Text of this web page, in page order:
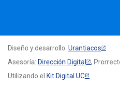
Diseño y desarrollo: Urantiacos
Asesoría: Dirección Digital
,
Utilizando el Kit Digital UC